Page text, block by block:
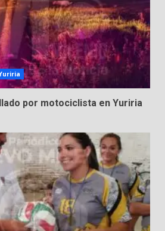
por motociclista en Yuriria